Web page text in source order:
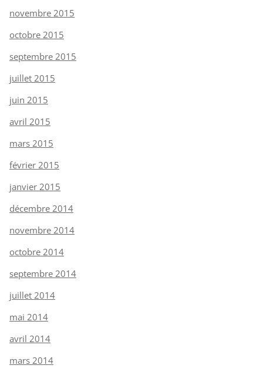
novembre 2015
octobre 2015
septembre 2015
juillet 2015
juin 2015
avril 2015
mars 2015
février 2015
janvier 2015
décembre 2014
novembre 2014
octobre 2014
septembre 2014
juillet 2014
mai 2014
avril 2014
mars 2014